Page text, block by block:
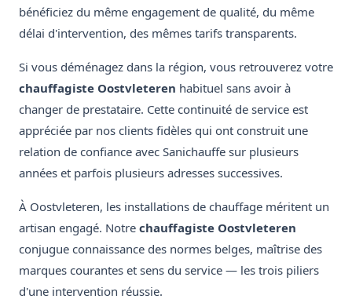
bénéficiez du même engagement de qualité, du même
délai d'intervention, des mêmes tarifs transparents.
Si vous déménagez dans la région, vous retrouverez votre
chauffagiste Oostvleteren habituel sans avoir à
changer de prestataire. Cette continuité de service est
appréciée par nos clients fidèles qui ont construit une
relation de confiance avec Sanichauffe sur plusieurs
années et parfois plusieurs adresses successives.
À Oostvleteren, les installations de chauffage méritent un
artisan engagé. Notre chauffagiste Oostvleteren
conjugue connaissance des normes belges, maîtrise des
marques courantes et sens du service — les trois piliers
d'une intervention réussie.